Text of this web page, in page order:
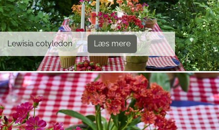
Lewisia cotyledon Læs mere